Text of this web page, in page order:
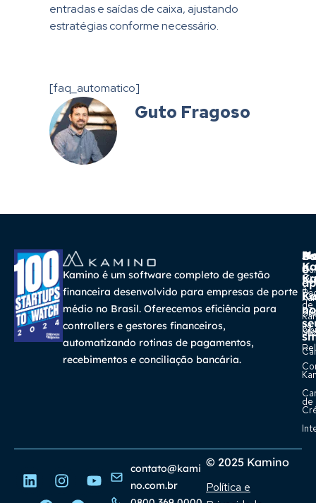
entradas e saídas de caixa, ajustando
estratégias conforme necessário.
[faq_automatico]
Guto Fragoso
Kamino é um software completo de gestão
financeira desenvolvido para empresas de porte
médio no Brasil. Oferecemos eficiência para
controllers e gestores financeiros,
automatizando rotinas de pagamentos,
recebimentos e conciliação bancária.
A
a
na
a
de
de
o
no
© 2025 Kamino
Política e
contato@kami
no.com.br